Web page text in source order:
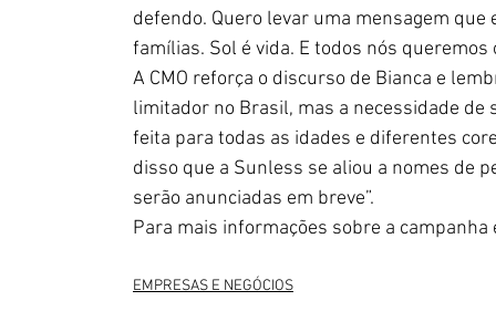
defendo. Quero levar uma mensagem
famílias. Sol é vida. E todos nós
A CMO reforça o discurso de Bianca e
limitador no Brasil, mas a necessidade de
feita para todas as idades e diferentes
disso que a Sunless se aliou a nomes de
serão anunciadas em breve”.
Para mais informações sobre a
EMPRESAS E NEGÓCIOS